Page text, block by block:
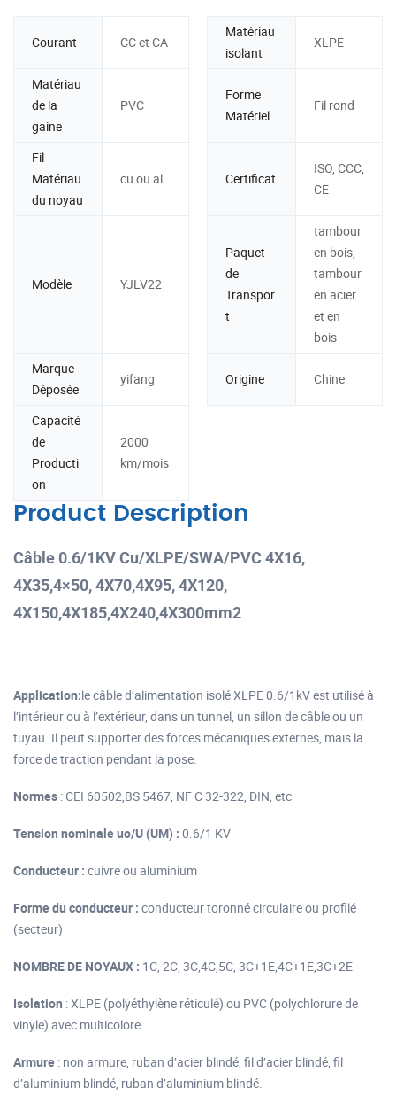
Courant CC et CA
Matériau
isolant
XLPE
Matériau
de la
gaine
PVC
Forme
Matériel
Fil rond
Fil
Matériau
du noyau
cu ou al Certificat
ISO, CCC,
CE
Modèle YJLV22
Paquet
de
Transpor
t
tambour
en bois,
tambour
en acier
et en
bois
Marque
Déposée
yifang Origine Chine
Capacité
de
Producti
on
2000
km/mois
Product Description
Câble 0.6/1KV Cu/XLPE/SWA/PVC 4X16,
4X35,4×50, 4X70,4X95, 4X120,
4X150,4X185,4X240,4X300mm2
Application:le câble d’alimentation isolé XLPE 0.6/1kV est utilisé à
l’intérieur ou à l’extérieur, dans un tunnel, un sillon de câble ou un
tuyau. Il peut supporter des forces mécaniques externes, mais la
force de traction pendant la pose.
Normes : CEI 60502,BS 5467, NF C 32-322, DIN, etc
Tension nominale uo/U (UM) : 0.6/1 KV
Conducteur : cuivre ou aluminium
Forme du conducteur : conducteur toronné circulaire ou profilé
(secteur)
NOMBRE DE NOYAUX : 1C, 2C, 3C,4C,5C, 3C+1E,4C+1E,3C+2E
Isolation : XLPE (polyéthylène réticulé) ou PVC (polychlorure de
vinyle) avec multicolore.
Armure : non armure, ruban d’acier blindé, fil d’acier blindé, fil
d’aluminium blindé, ruban d’aluminium blindé.